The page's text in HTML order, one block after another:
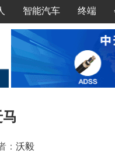
智能汽车 终端
： 沃毅